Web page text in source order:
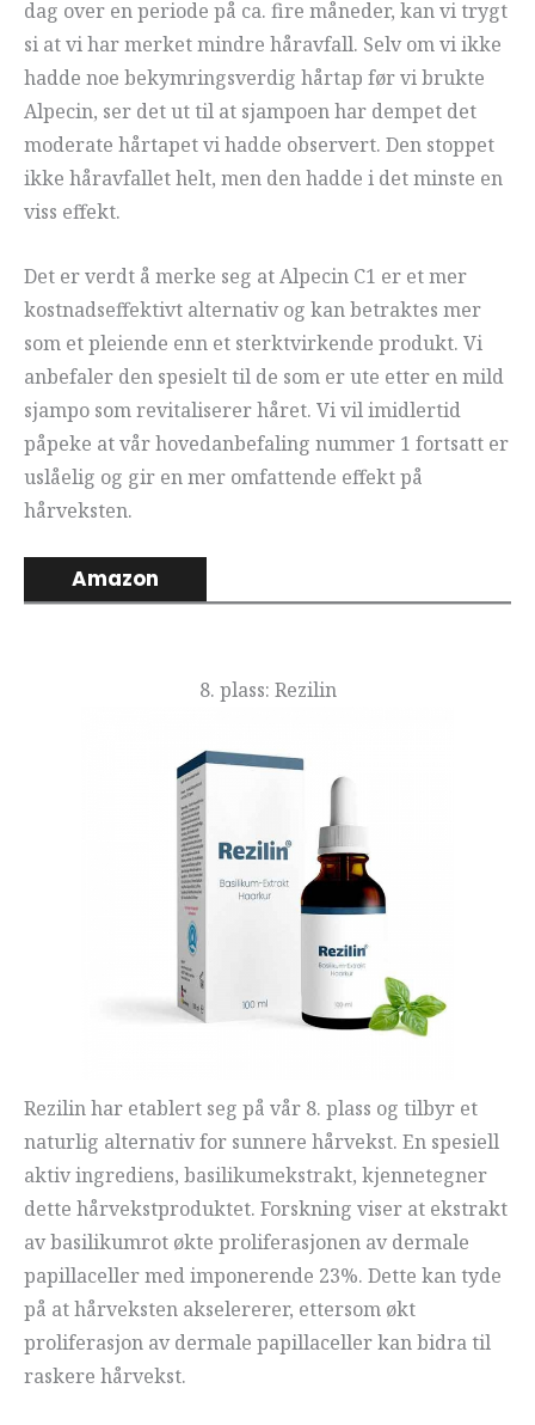
dag over en periode på ca. fire måneder, kan vi trygt
si at vi har merket mindre håravfall. Selv om vi ikke
hadde noe bekymringsverdig hårtap før vi brukte
Alpecin, ser det ut til at sjampoen har dempet det
moderate hårtapet vi hadde observert. Den stoppet
ikke håravfallet helt, men den hadde i det minste en
viss effekt.
Det er verdt å merke seg at Alpecin C1 er et mer
kostnadseffektivt alternativ og kan betraktes mer
som et pleiende enn et sterktvirkende produkt. Vi
anbefaler den spesielt til de som er ute etter en mild
sjampo som revitaliserer håret. Vi vil imidlertid
påpeke at vår hovedanbefaling nummer 1 fortsatt er
uslåelig og gir en mer omfattende effekt på
hårveksten.
Amazon
8. plass: Rezilin
Rezilin har etablert seg på vår 8. plass og tilbyr et
naturlig alternativ for sunnere hårvekst. En spesiell
aktiv ingrediens, basilikumekstrakt, kjennetegner
dette hårvekstproduktet. Forskning viser at ekstrakt
av basilikumrot økte proliferasjonen av dermale
papillaceller med imponerende 23%. Dette kan tyde
på at hårveksten akselererer, ettersom økt
proliferasjon av dermale papillaceller kan bidra til
raskere hårvekst.